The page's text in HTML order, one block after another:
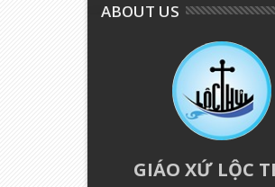
ABOUT US
GIÁO XỨ LỘC